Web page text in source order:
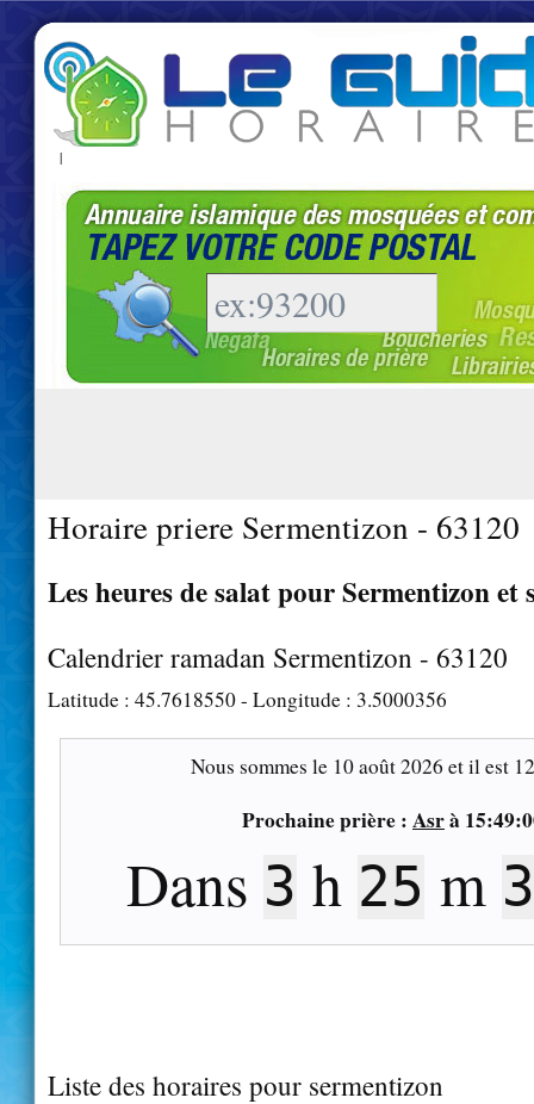
|
Horaire priere Sermentizon - 63120
Les heures de salat pour Sermentizon et
Calendrier ramadan Sermentizon - 63120
Latitude : 45.7618550- Longitude : 3.5000356
Nous sommes le 10 août 2026 et il est
Prochaine prière : Asrà
Dans 3 h 25 m
Liste des horaires pour sermentizon